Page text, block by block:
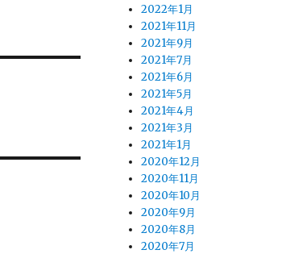
2022年1月
2021年11月
2021年9月
2021年7月
2021年6月
2021年5月
2021年4月
2021年3月
2021年1月
2020年12月
2020年11月
2020年10月
2020年9月
2020年8月
2020年7月